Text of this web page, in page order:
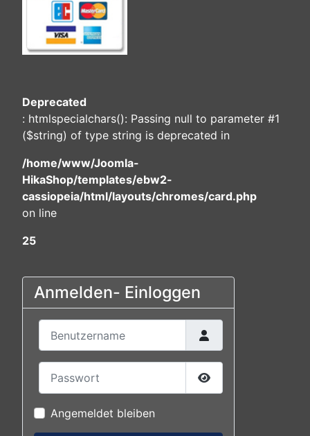
Deprecated
: htmlspecialchars(): Passing null to parameter #1
($string) of type string is deprecated in
/home/www/Joomla-
HikaShop/templates/ebw2-
cassiopeia/html/layouts/chromes/card.php
on line
25
Anmelden- Einloggen
Passwort anzeigen
Angemeldet bleiben